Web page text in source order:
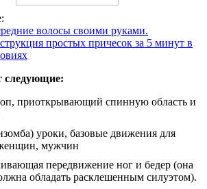
волосы своими руками.
простых причесок за 5 минут в
следующие:
приоткрывающий спинную область и
передвижение ног и бедер (она
обладать расклешенным силуэтом).